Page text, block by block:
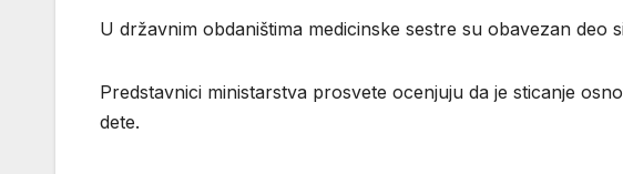
U državnim obdaništima medicinske sestre su obavezan
Predstavnici ministarstva prosvete ocenjuju da je sticanje
dete.